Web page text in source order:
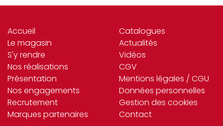
Accueil
Le magasin
S'y rendre
Nos réalisations
Présentation
Nos engagements
Recrutement
Marques partenaires
Catalogues
Actualités
Vidéos
CGV
Mentions légales / CGU
Données personnelles
Gestion des cookies
Contact